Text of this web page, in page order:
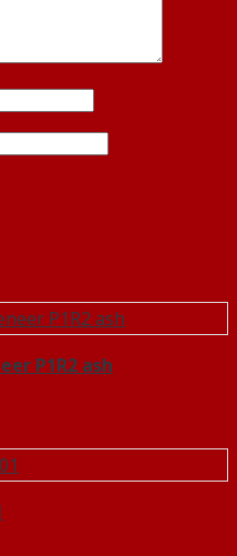
P1R2 ash